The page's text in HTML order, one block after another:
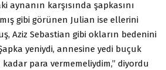
aynanın karşısında şapkasını
gibi görünen Julian ise ellerini
Aziz Sebastian gibi okların bedenini
yeniydi, annesine yedi buçuk
para vermemeliydim,” diyordu